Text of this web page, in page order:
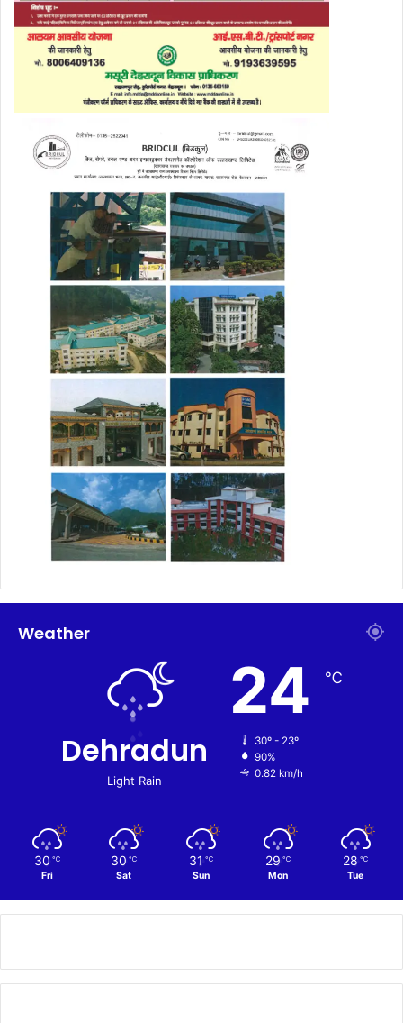
Weather
Dehradun
Light Rain
24 ℃
30º - 23º
90%
0.82 km/h
30 ℃
Fri
30 ℃
Sat
31 ℃
Sun
29 ℃
Mon
28 ℃
Tue